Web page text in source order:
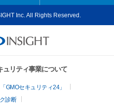
Inc. All Rights Reserved.
ュリティ事業について
GMOセキュリティ24」
診断